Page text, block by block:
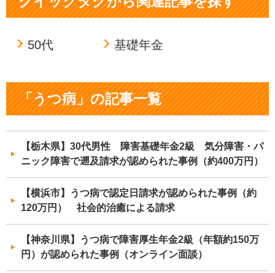
50代 基礎年金
「うつ病」の記事一覧
【栃木県】30代男性 障害基礎年金2級 気分障害・パ
ニック障害で遡及請求が認められた事例（約400万円）
【横浜市】うつ病で認定日請求が認められた事例（約
120万円） 社会的治癒による請求
【神奈川県】うつ病で障害厚生年金2級（年額約150万
円）が認められた事例（オンライン面談）